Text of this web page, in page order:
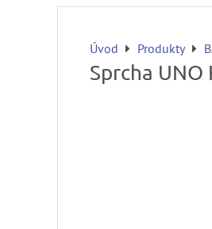
Úvod Produkty
Sprcha